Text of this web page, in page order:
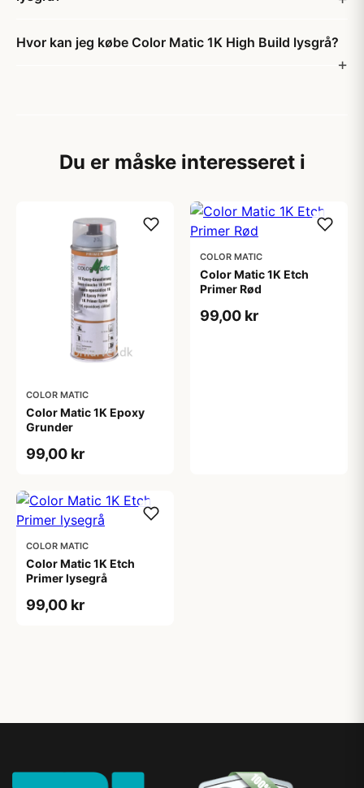
Hvor kan jeg købe Color Matic 1K High Build lysgrå?
Du er måske interesseret i
COLOR MATIC
Color Matic 1K Epoxy
Grunder
99,00 kr
COLOR MATIC
Color Matic 1K Etch
Primer Rød
99,00 kr
COLOR MATIC
Color Matic 1K Etch
Primer lysegrå
99,00 kr